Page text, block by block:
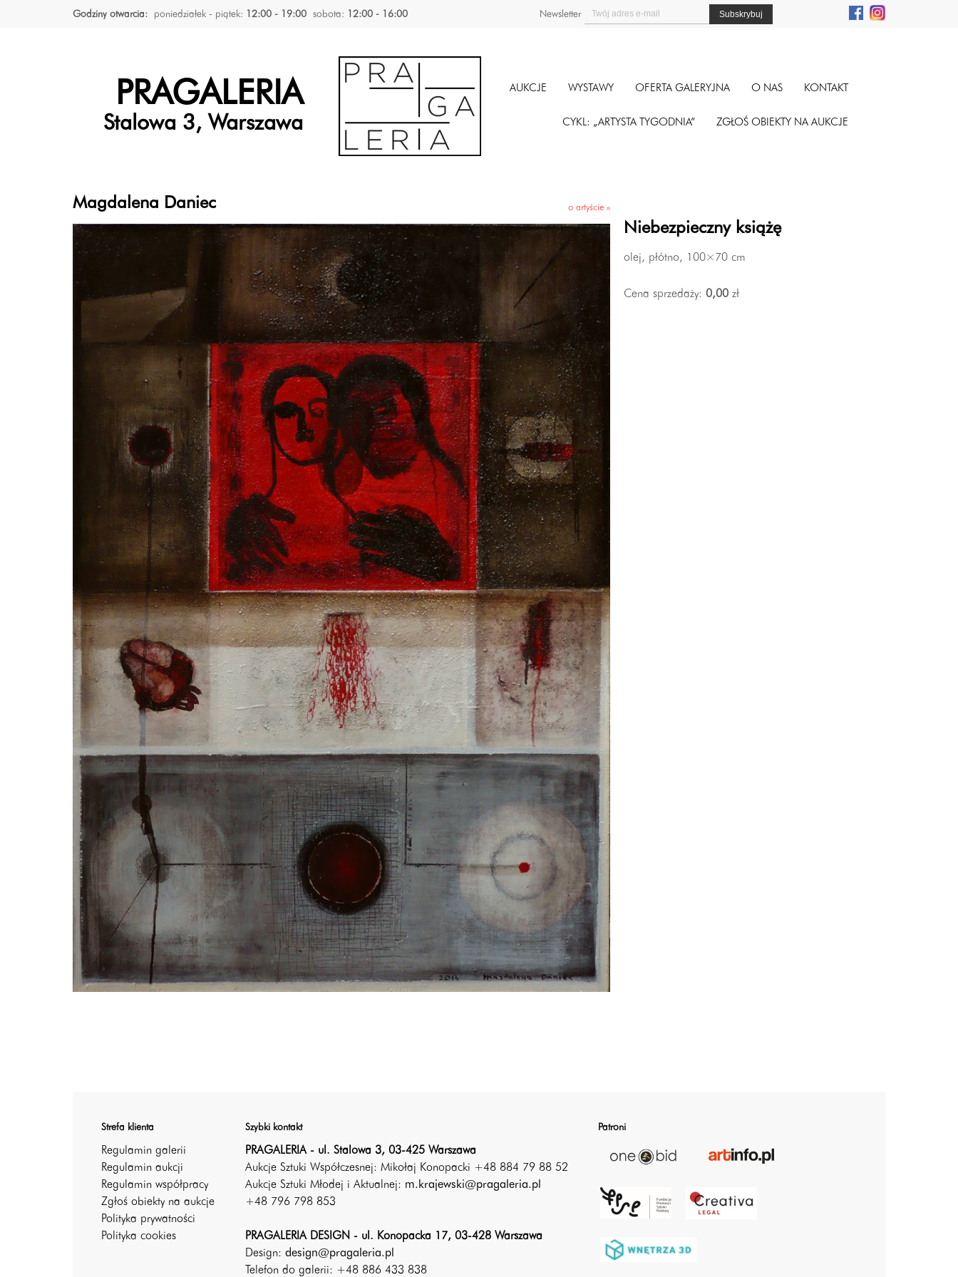
Godziny otwarcia: poniedziałek - piątek: 12:00 - 19:00 sobota: 12:00 - 16:00 Newsletter
PRAGALERIA
Stalowa 3, Warszawa
AUKCJE WYSTAWY OFERTA GALERYJNA O NAS KONTAKT
CYKL: „ARTYSTA TYGODNIA” ZGŁOŚ OBIEKTY NA AUKCJE
Magdalena Daniec o artyście »
Niebezpieczny książę
olej, płótno, 100×70 cm
Cena sprzedaży: 0,00zł
Strefa klienta
Regulamin galerii
Regulamin aukcji
Regulamin współpracy
Zgłoś obiekty na aukcje
Polityka prywatności
Polityka cookies
Szybki kontakt
PRAGALERIA - ul. Stalowa 3, 03-425 Warszawa
Aukcje Sztuki Współczesnej: Mikołaj Konopacki +48 884 79 88 52
Aukcje Sztuki Młodej i Aktualnej: m.krajewski@pragaleria.pl
+48 796 798 853
PRAGALERIA DESIGN - ul. Konopacka 17, 03-428 Warszawa
Design: design@pragaleria.pl
Telefon do galerii: +48 886 433 838
Patroni